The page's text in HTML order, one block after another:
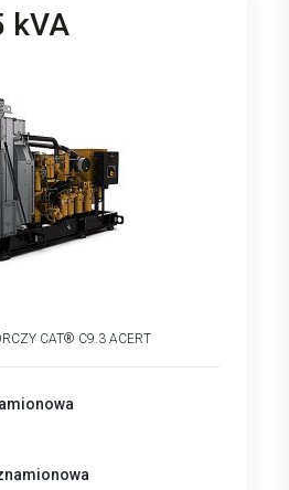
kVA
CAT® C9.3 ACERT